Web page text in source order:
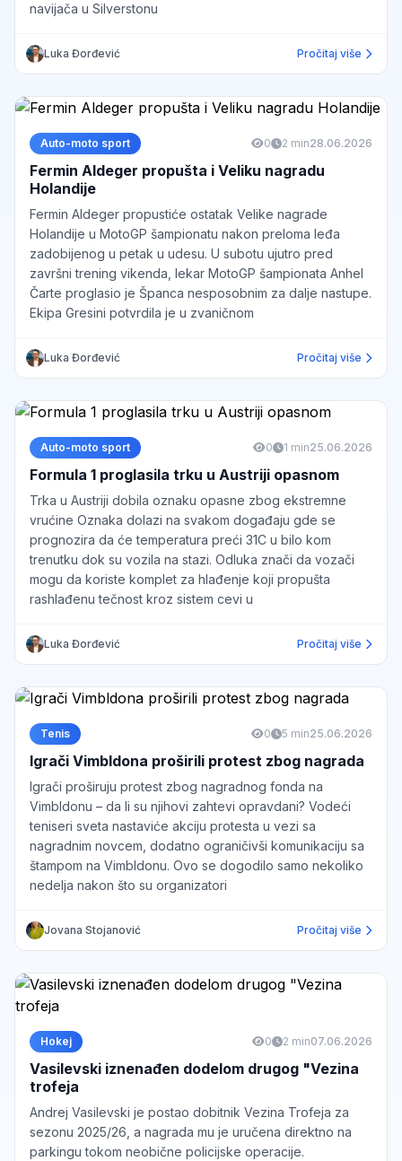
navijača u Silverstonu
Luka Đorđević Pročitaj više
Auto-moto sport 0 2 min28.06.2026
Fermin Aldeger propušta i Veliku nagradu
Holandije
Fermin Aldeger propustiće ostatak Velike nagrade
Holandije u MotoGP šampionatu nakon preloma leđa
zadobijenog u petak u udesu. U subotu ujutro pred
završni trening vikenda, lekar MotoGP šampionata Anhel
Čarte proglasio je Španca nesposobnim za dalje nastupe.
Ekipa Gresini potvrdila je u zvaničnom
Luka Đorđević Pročitaj više
Auto-moto sport 0 1 min25.06.2026
Formula 1 proglasila trku u Austriji opasnom
Trka u Austriji dobila oznaku opasne zbog ekstremne
vrućine Oznaka dolazi na svakom događaju gde se
prognozira da će temperatura preći 31C u bilo kom
trenutku dok su vozila na stazi. Odluka znači da vozači
mogu da koriste komplet za hlađenje koji propušta
rashlađenu tečnost kroz sistem cevi u
Luka Đorđević Pročitaj više
Tenis 0 5 min25.06.2026
Igrači Vimbldona proširili protest zbog nagrada
Igrači proširuju protest zbog nagradnog fonda na
Vimbldonu – da li su njihovi zahtevi opravdani? Vodeći
teniseri sveta nastaviće akciju protesta u vezi sa
nagradnim novcem, dodatno ograničivši komunikaciju sa
štampom na Vimbldonu. Ovo se dogodilo samo nekoliko
nedelja nakon što su organizatori
Jovana Stojanović Pročitaj više
Hokej 0 2 min07.06.2026
Vasilevski iznenađen dodelom drugog "Vezina
trofeja
Andrej Vasilevski je postao dobitnik Vezina Trofeja za
sezonu 2025/26, a nagrada mu je uručena direktno na
parkingu tokom neobične policijske operacije.